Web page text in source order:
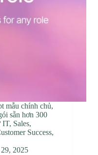
mẫu chính chủ,
sẵn hơn 300
Sales,
Success,
29, 2025